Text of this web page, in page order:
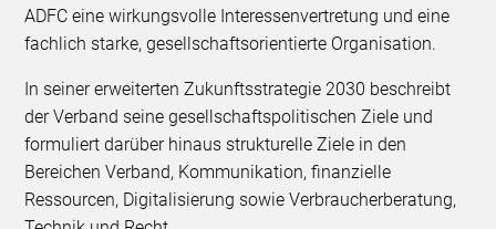
ADFC eine wirkungsvolle Interessenvertretung und eine
fachlich starke, gesellschaftsorientierte Organisation.
In seiner erweiterten Zukunftsstrategie 2030 beschreibt
der Verband seine gesellschaftspolitischen Ziele und
formuliert darüber hinaus strukturelle Ziele in den
Bereichen Verband, Kommunikation, finanzielle
Ressourcen, Digitalisierung sowie Verbraucherberatung,